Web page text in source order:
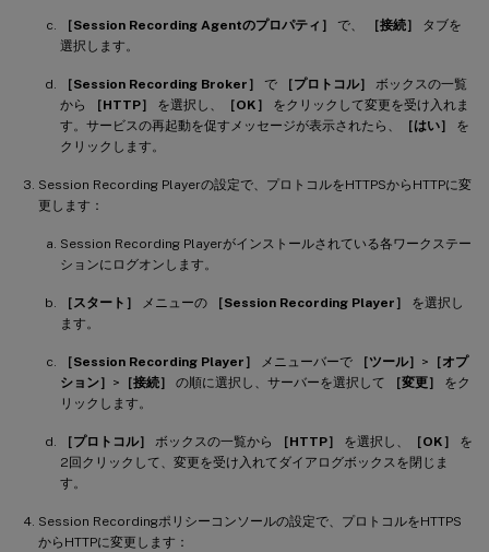
［Session Recording Agentのプロパティ］ で、 ［接続］
タブを
選択します。
［Session Recording Broker］ で ［プロトコル］
ボックスの一覧
から
［HTTP］ を選択し、 ［OK］
をクリックして変更を受け入れま
す。サービスの再起動を促すメッセージが表示されたら、
［はい］
を
クリックします。
Session Recording Playerの設定で、プロトコルをHTTPSからHTTPに変
更します：
Session Recording Playerがインストールされている各ワークステー
ションにログオンします。
［スタート］ メニューの ［Session Recording Player］
を選択し
ます。
［Session Recording Player］ メニューバーで ［ツール］ > ［オプ
ション］ > ［接続］ の順に選択し、サーバーを選択して ［変更］
をク
リックします。
［プロトコル］ ボックスの一覧から ［HTTP］ を選択し、 ［OK］
を
2回クリックして、変更を受け入れてダイアログボックスを閉じま
す。
Session Recordingポリシーコンソールの設定で、プロトコルをHTTPS
からHTTPに変更します：